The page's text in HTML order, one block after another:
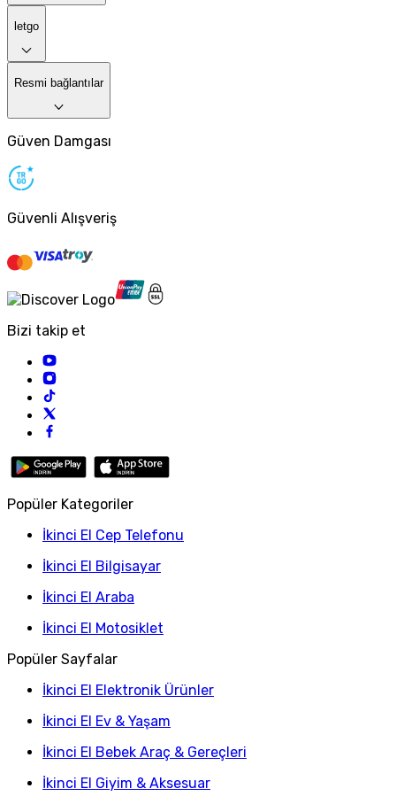
letgo
Resmi bağlantılar
Güven Damgası
Güvenli Alışveriş
Bizi takip et
Popüler Kategoriler
İkinci El Cep Telefonu
İkinci El Bilgisayar
İkinci El Araba
İkinci El Motosiklet
Popüler Sayfalar
İkinci El Elektronik Ürünler
İkinci El Ev & Yaşam
İkinci El Bebek Araç & Gereçleri
İkinci El Giyim & Aksesuar